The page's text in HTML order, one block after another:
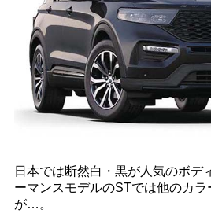
日本では断然白・黒が人気のボデ
ーマンスモデルのSTでは他のカ
が…。